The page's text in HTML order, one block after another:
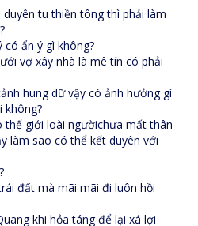
tu thiền tông thì phải làm
ẩn ý gì không?
vợ xây nhà là mê tín có phải
hung dữ vậy có ảnh hưởng gì
không?
thế giới loài ngườichưa mất thân
làm sao có thể kết duyên với
đất mà mãi mãi đi luôn hồi
khi hỏa táng để lại xá lợi